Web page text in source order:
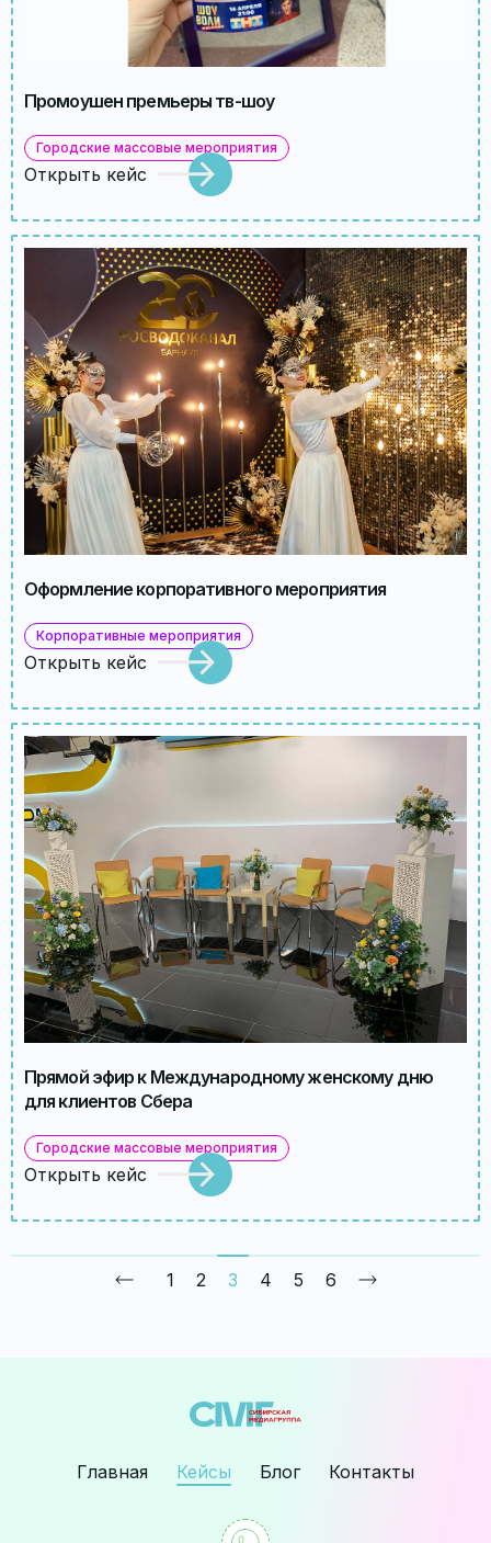
Промоушен премьеры тв-шоу
Городские массовые мероприятия
Открыть кейс
Оформление корпоративного мероприятия
Корпоративные мероприятия
Открыть кейс
Прямой эфир к Международному женскому дню
для клиентов Сбера
Городские массовые мероприятия
Открыть кейс
1 2 3 4 5 6
Главная Кейсы Блог Контакты